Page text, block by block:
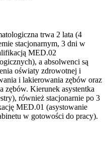
trwa 2 lata (4
stacjonarnym, 3 dni w
MED.02
a absolwenci są
oświaty zdrowotnej i
i lakierowania zębów oraz
zębów. Kierunek asystentka
również stacjonarnie po 3
MED.01 (asystowanie
w gotowości do pracy).